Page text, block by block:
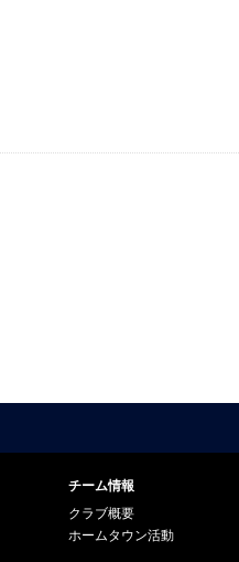
チーム情報
クラブ概要
ホームタウン活動